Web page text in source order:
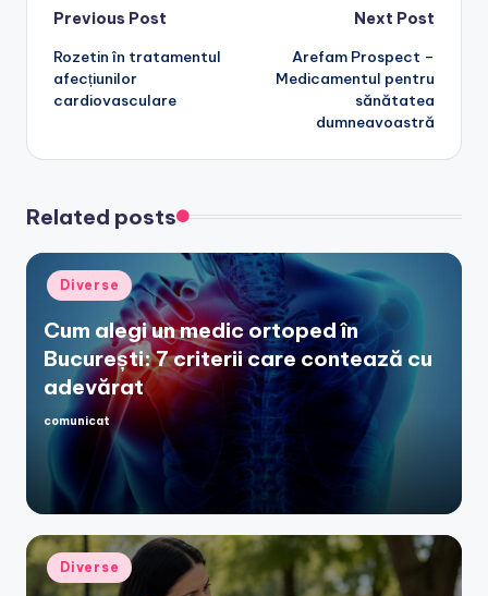
Post
navigation
Previous Post
Rozetin în tratamentul
afecțiunilor
cardiovasculare
Next Post
Arefam Prospect –
Medicamentul pentru
sănătatea
dumneavoastră
Related posts
Posted
in
Diverse
Cum alegi un medic ortoped în
București: 7 criterii care contează cu
adevărat
Posted
by
comunicat
Posted
in
Diverse